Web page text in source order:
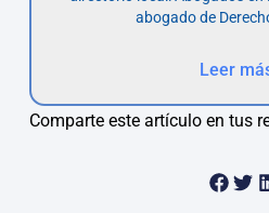
abogado de
Leer
Comparte este artículo en tus